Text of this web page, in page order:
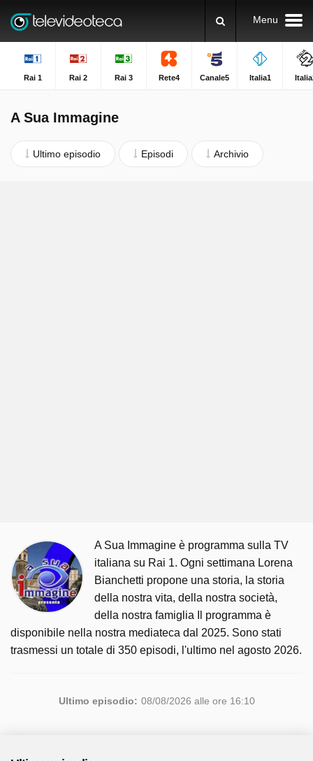
Menu
Rai 1 Rai 2 Rai 3 Rete4 Canale5 Italia1
A Sua Immagine
Ultimo episodio Episodi Archivio
A Sua Immagine è programma sulla TV
italiana su Rai 1. Ogni settimana Lorena
Bianchetti propone una storia, la storia
della nostra vita, della nostra società,
della nostra famiglia Il programma è
disponibile nella nostra mediateca dal 2025. Sono stati
trasmessi un totale di 350 episodi, l'ultimo nel agosto 2026.
Ultimo episodio: 08/08/2026 alle ore 16:10